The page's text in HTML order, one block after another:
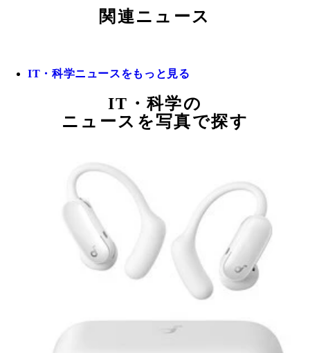
関連ニュース
IT・科学ニュースをもっと見る
IT・科学の
ニュースを写真で探す